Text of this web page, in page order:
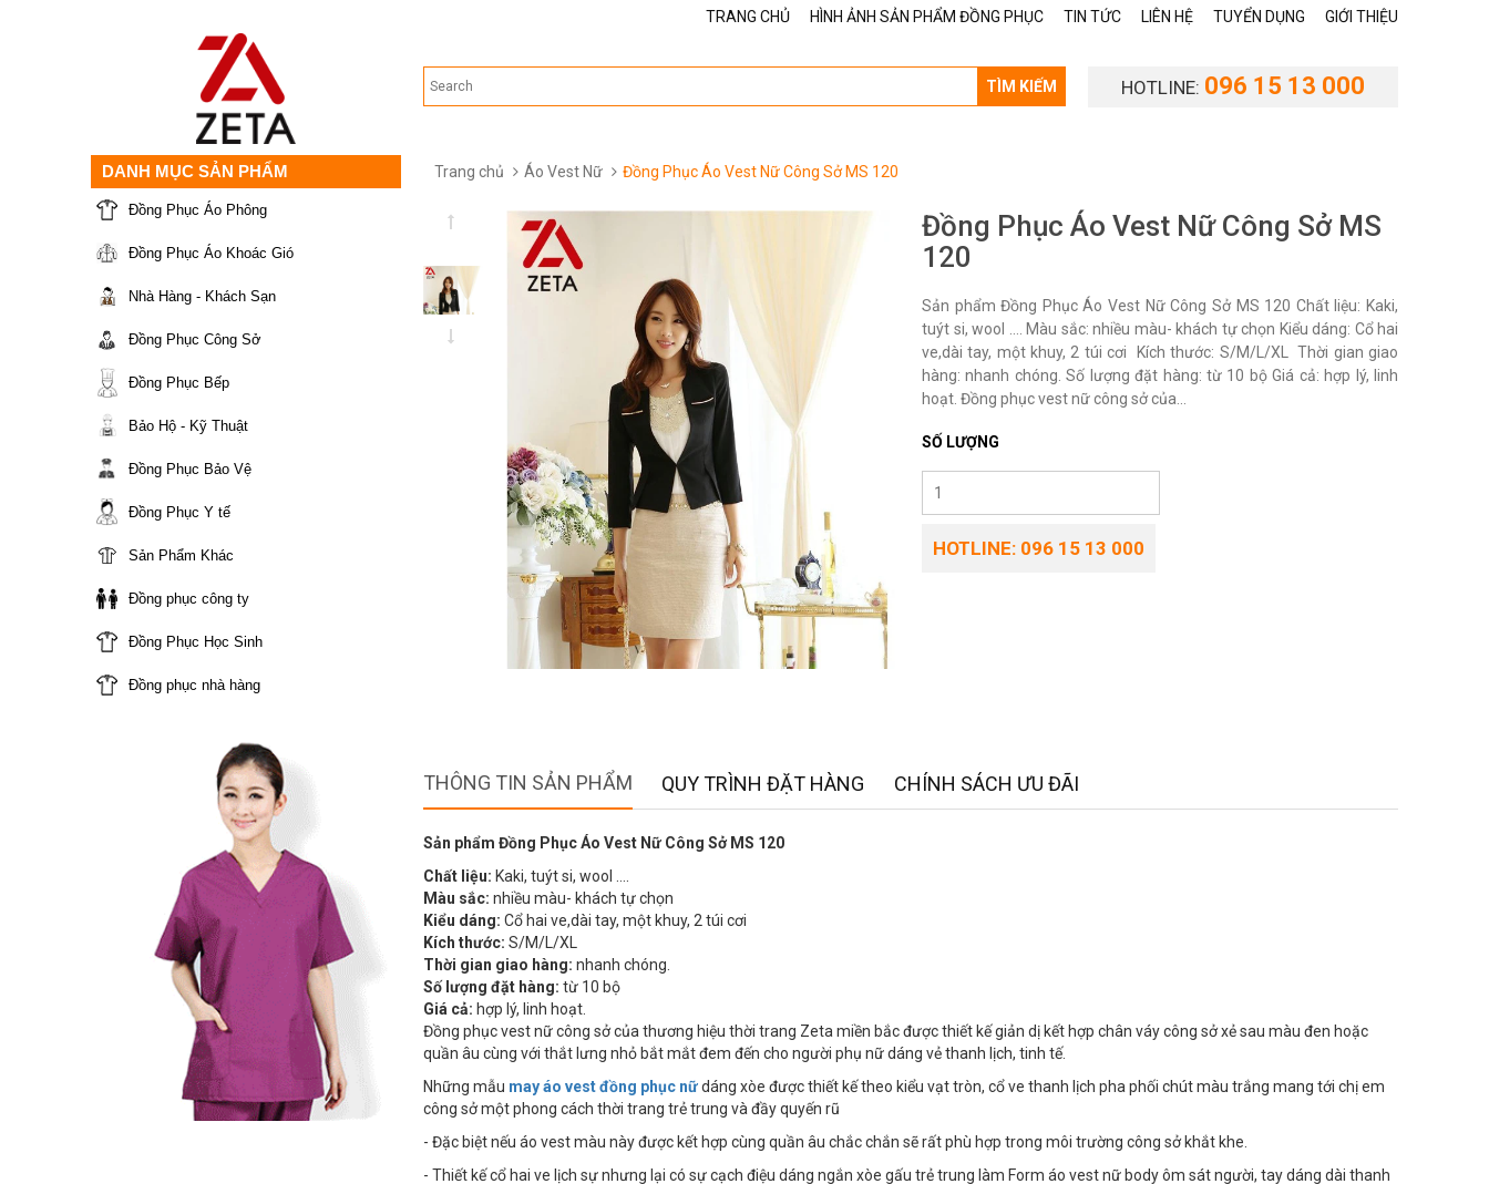
TRANG CHỦ HÌNH ẢNH SẢN PHẨM ĐỒNG PHỤC TIN TỨC LIÊN HỆ TUYỂN DỤNG GIỚI THIỆU
HOTLINE: 096 15 13 000
TÌM KIẾM
DANH MỤC SẢN PHẨM
Đồng Phục Áo Phông
Đồng Phục Áo Khoác Gió
Nhà Hàng - Khách Sạn
Đồng Phục Công Sở
Đồng Phục Bếp
Bảo Hộ - Kỹ Thuật
Đồng Phục Bảo Vệ
Đồng Phục Y tế
Sản Phẩm Khác
Đồng phục công ty
Đồng Phục Học Sinh
Đồng phục nhà hàng
Trang chủ Áo Vest Nữ Đồng Phục Áo Vest Nữ Công Sở MS 120
Đồng Phục Áo Vest Nữ Công Sở MS
120
Sản phẩm Đồng Phục Áo Vest Nữ Công Sở MS 120 Chất liệu: Kaki,
tuýt si, wool …. Màu sắc: nhiều màu- khách tự chọn Kiểu dáng: Cổ hai
ve,dài tay, một khuy, 2 túi cơi Kích thước: S/M/L/XL Thời gian giao
hàng: nhanh chóng. Số lượng đặt hàng: từ 10 bộ Giá cả: hợp lý, linh
hoạt. Đồng phục vest nữ công sở của...
SỐ LƯỢNG
HOTLINE: 096 15 13 000
THÔNG TIN SẢN PHẨM QUY TRÌNH ĐẶT HÀNG CHÍNH SÁCH ƯU ĐÃI
Sản phẩm Đồng Phục Áo Vest Nữ Công Sở MS 120
Chất liệu: Kaki, tuýt si, wool ….
Màu sắc: nhiều màu- khách tự chọn
Kiểu dáng: Cổ hai ve,dài tay, một khuy, 2 túi cơi
Kích thước: S/M/L/XL
Thời gian giao hàng: nhanh chóng.
Số lượng đặt hàng: từ 10 bộ
Giá cả: hợp lý, linh hoạt.
Đồng phục vest nữ công sở của thương hiệu thời trang Zeta miền bắc được thiết kế giản dị kết hợp chân váy công sở xẻ sau màu đen hoặc
quần âu cùng với thắt lưng nhỏ bắt mắt đem đến cho người phụ nữ dáng vẻ thanh lịch, tinh tế.
Những mẫu may áo vest đồng phục nữdáng xòe được thiết kế theo kiểu vạt tròn, cổ ve thanh lịch pha phối chút màu trắng mang tới chị em
công sở một phong cách thời trang trẻ trung và đầy quyến rũ
- Đặc biệt nếu áo vest màu này được kết hợp cùng quần âu chắc chắn sẽ rất phù hợp trong môi trường công sở khắt khe.
- Thiết kế cổ hai ve lịch sự nhưng lại có sự cạch điệu dáng ngắn xòe gấu trẻ trung làm Form áo vest nữ body ôm sát người, tay dáng dài thanh